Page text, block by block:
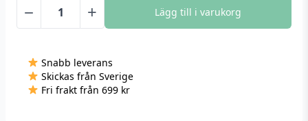
−
Garderobslampa
rörelsesensor,
400
+ Lägg till i varukorg
Snabb leverans
Skickas från Sverige
Fri frakt från 699 kr